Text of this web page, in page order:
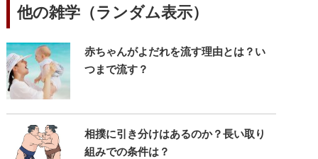
他の雑学（ランダム表示）
赤ちゃんがよだれを流す理由とは？い
つまで流す？
相撲に引き分けはあるのか？長い取り
組みでの条件は？